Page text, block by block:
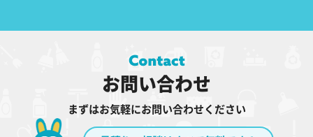
お問い合わせ
まずはお気軽にお問い合わせください